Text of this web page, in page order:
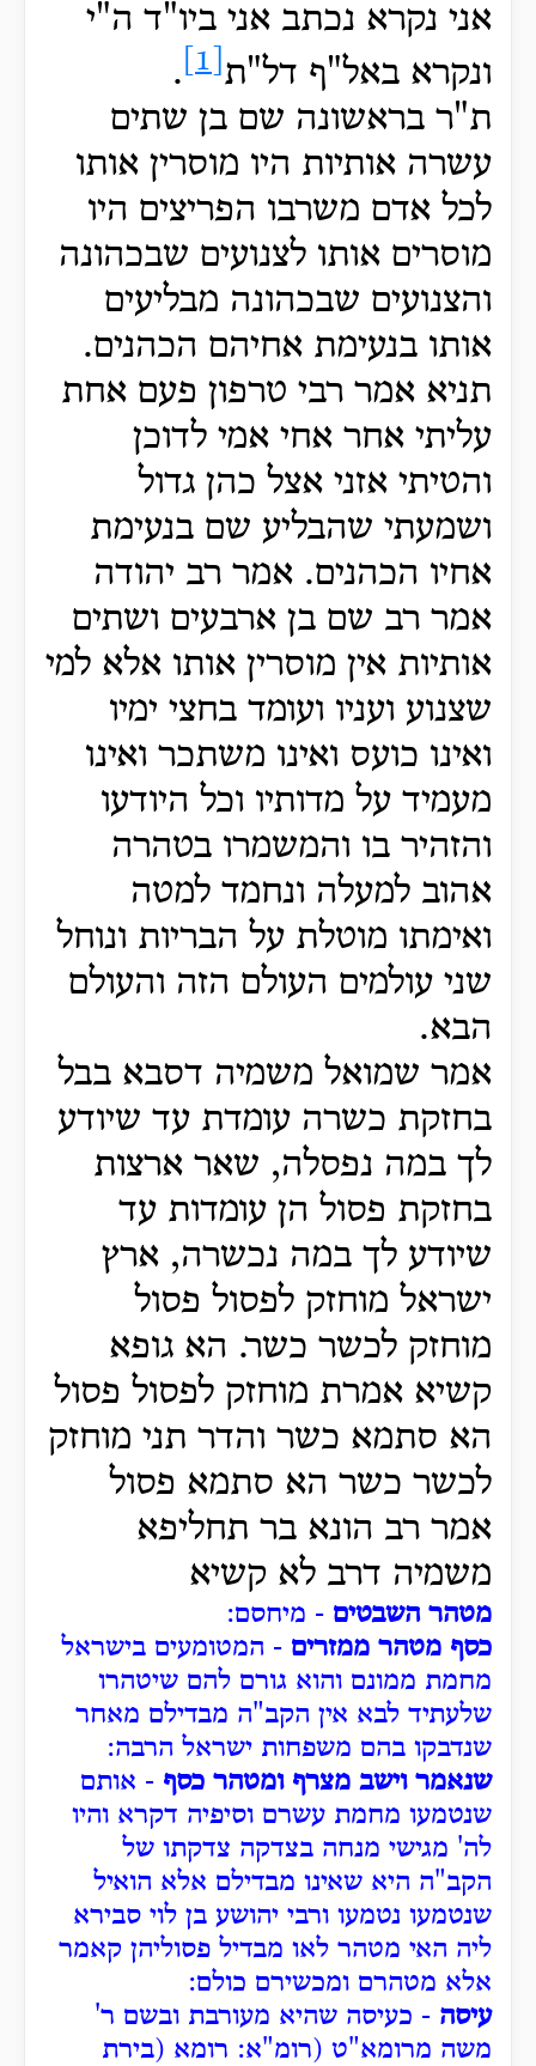
אני נקרא נכתב אני ביו"ד ה"י
ונקרא באל"ף דל"ת
.
ת"ר בראשונה שם בן שתים
עשרה אותיות היו מוסרין אותו
לכל אדם משרבו הפריצים היו
מוסרים אותו לצנועים שבכהונה
והצנועים שבכהונה מבליעים
אותו בנעימת אחיהם הכהנים.
תניא אמר רבי טרפון פעם אחת
עליתי אחר אחי אמי לדוכן
והטיתי אזני אצל כהן גדול
ושמעתי שהבליע שם בנעימת
אחיו הכהנים. אמר רב יהודה
אמר רב שם בן ארבעים ושתים
אותיות אין מוסרין אותו אלא למי
שצנוע ועניו ועומד בחצי ימיו
ואינו כועס ואינו משתכר ואינו
מעמיד על מדותיו וכל היודעו
והזהיר בו והמשמרו בטהרה
אהוב למעלה ונחמד למטה
ואימתו מוטלת על הבריות ונוחל
שני עולמים העולם הזה והעולם
הבא.
אמר שמואל משמיה דסבא בבל
בחזקת כשרה עומדת עד שיודע
לך במה נפסלה, שאר ארצות
בחזקת פסול הן עומדות עד
שיודע לך במה נכשרה, ארץ
ישראל מוחזק לפסול פסול
מוחזק לכשר כשר. הא גופא
קשיא אמרת מוחזק לפסול פסול
הא סתמא כשר והדר תני מוחזק
לכשר כשר הא סתמא פסול
אמר רב הונא בר תחליפא
משמיה דרב לא קשיא
מטהר השבטים - מיחסם:
כסף מטהר ממזרים - המטומעים בישראל
מחמת ממונם והוא גורם להם שיטהרו
שלעתיד לבא אין הקב"ה מבדילם מאחר
שנדבקו בהם משפחות ישראל הרבה:
שנאמר וישב מצרף ומטהר כסף - אותם
שנטמעו מחמת עשרם וסיפיה דקרא והיו
לה' מגישי מנחה בצדקה צדקתו של
הקב"ה היא שאינו מבדילם אלא הואיל
שנטמעו נטמעו ורבי יהושע בן לוי סבירא
ליה האי מטהר לאו מבדיל פסוליהן קאמר
אלא מטהרם ומכשירם כולם:
עיסה - כעיסה שהיא מעורבת ובשם ר'
משה מרומא"ט (רומ"א: רומא (בירת